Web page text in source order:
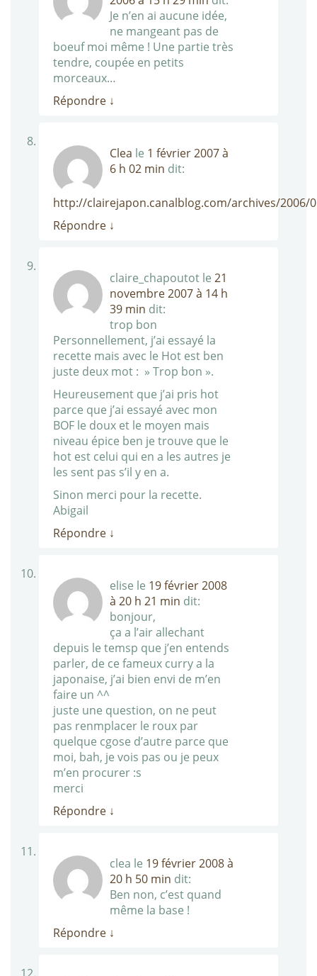
Je n’en ai aucune idée,
ne mangeant pas de
boeuf moi même ! Une partie très
tendre, coupée en petits
morceaux…
Répondre ↓
Clea le 1 février 2007 à
6 h 02 min dit:
http://clairejapon.canalblog.com/archives/2006/
Répondre ↓
claire_chapoutot le 21
novembre 2007 à 14 h
39 min dit:
trop bon
Personnellement, j’ai essayé la
recette mais avec le Hot est ben
juste deux mot : » Trop bon ».
Heureusement que j’ai pris hot
parce que j’ai essayé avec mon
BOF le doux et le moyen mais
niveau épice ben je trouve que le
hot est celui qui en a les autres je
les sent pas s’il y en a.
Sinon merci pour la recette.
Abigail
Répondre ↓
elise le 19 février 2008
à 20 h 21 min dit:
bonjour,
ça a l’air allechant
depuis le temsp que j’en entends
parler, de ce fameux curry a la
japonaise, j’ai bien envi de m’en
faire un ^^
juste une question, on ne peut
pas renmplacer le roux par
quelque cgose d’autre parce que
moi, bah, je vois pas ou je peux
m’en procurer :s
merci
Répondre ↓
clea le 19 février 2008 à
20 h 50 min dit:
Ben non, c’est quand
même la base !
Répondre ↓